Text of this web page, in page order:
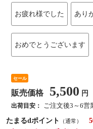
お疲れ様でした あり
おめでとうございます
セール
販売価格 5,500 円
出荷目安：
ご注文後3～6営
たまるdポイント
（通常）